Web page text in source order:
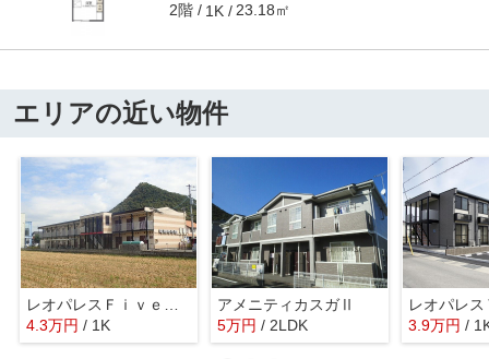
2階 1K 23.18㎡
エリアの近い物件
レオパレスＦｉｖｅ Ｓｔａｒｓ
4.3万円 / 1K
アメニティカスガⅡ
5万円 / 2LDK 3.9万円 /